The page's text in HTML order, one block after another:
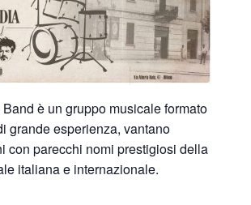
è un gruppo musicale formato
grande esperienza, vantano
con parecchi nomi prestigiosi della
italiana e internazionale.